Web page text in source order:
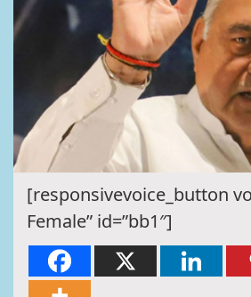
[responsivevoice_button
Female” id=”bb1″]